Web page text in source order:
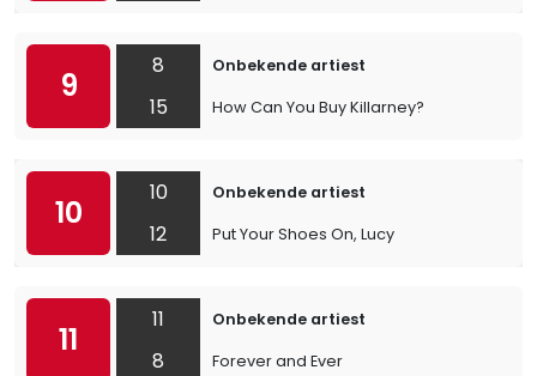
9
8
15
Onbekende artiest
How Can You Buy Killarney?
10
10
12
Onbekende artiest
Put Your Shoes On, Lucy
11
11
8
Onbekende artiest
Forever and Ever